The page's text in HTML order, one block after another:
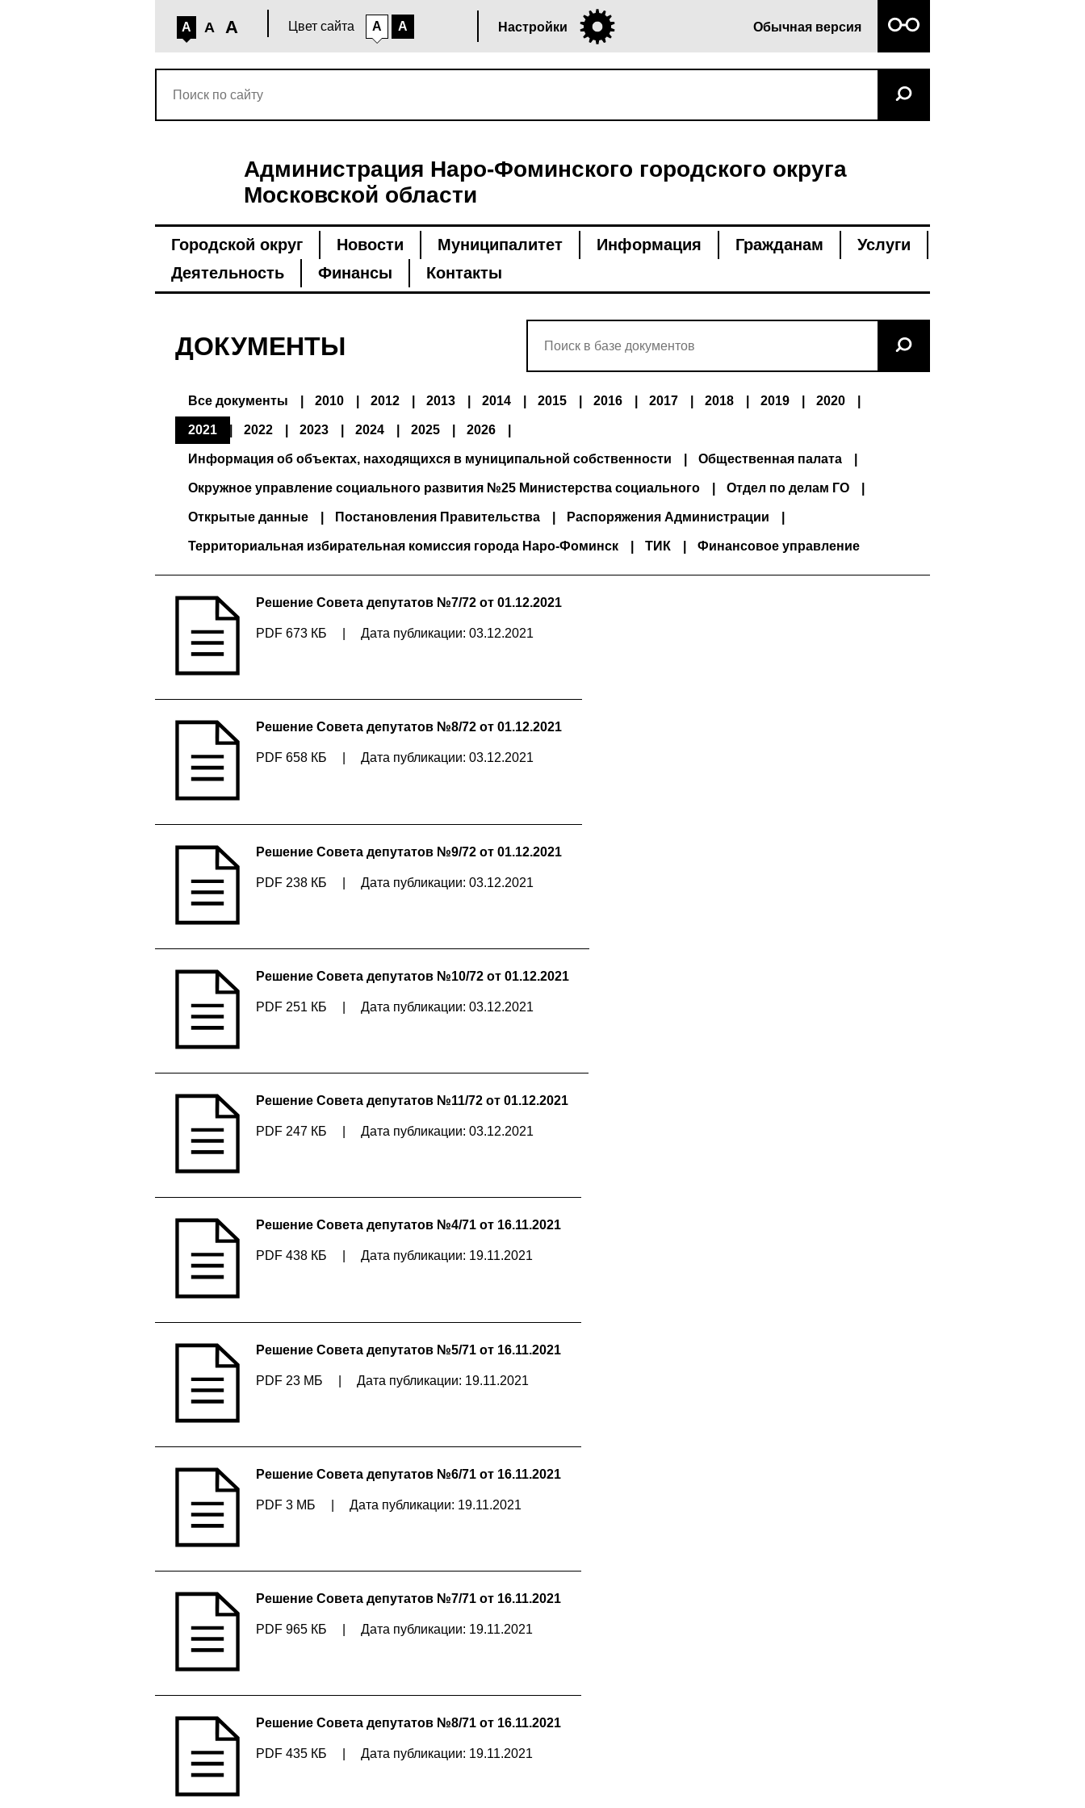
A A A Цвет сайта A A Настройки Обычная версия
Администрация Наро-Фоминского городского округа
Московской области
Городской округ Новости Муниципалитет Информация Гражданам
Услуги
Деятельность
Финансы Контакты
ДОКУМЕНТЫ
Все документы 2010 2012 2013 2014 2015 2016 2017 2018 2019 2020
2021 2022 2023 2024 2025 2026
Информация об объектах, находящихся в муниципальной собственности Общественная палата
Окружное управление социального развития №25 Министерства социального Отдел по делам ГО
Открытые данные Постановления Правительства Распоряжения Администрации
Территориальная избирательная комиссия города Наро-Фоминск ТИК Финансовое управление
Решение Совета депутатов №7/72 от 01.12.2021
PDF 673 КБ Дата публикации: 03.12.2021
Решение Совета депутатов №8/72 от 01.12.2021
PDF 658 КБ Дата публикации: 03.12.2021
Решение Совета депутатов №9/72 от 01.12.2021
PDF 238 КБ Дата публикации: 03.12.2021
Решение Совета депутатов №10/72 от 01.12.2021
PDF 251 КБ Дата публикации: 03.12.2021
Решение Совета депутатов №11/72 от 01.12.2021
PDF 247 КБ Дата публикации: 03.12.2021
Решение Совета депутатов №4/71 от 16.11.2021
PDF 438 КБ Дата публикации: 19.11.2021
Решение Совета депутатов №5/71 от 16.11.2021
PDF 23 МБ Дата публикации: 19.11.2021
Решение Совета депутатов №6/71 от 16.11.2021
PDF 3 МБ Дата публикации: 19.11.2021
Решение Совета депутатов №7/71 от 16.11.2021
PDF 965 КБ Дата публикации: 19.11.2021
Решение Совета депутатов №8/71 от 16.11.2021
PDF 435 КБ Дата публикации: 19.11.2021